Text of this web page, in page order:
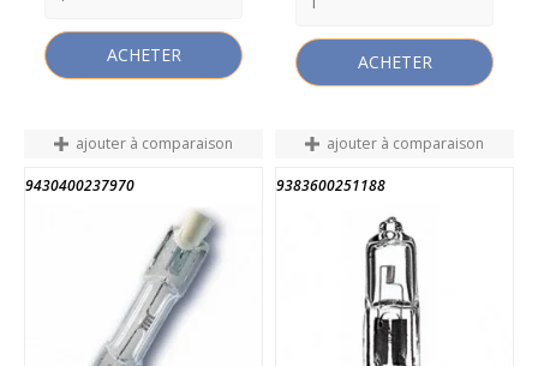
ACHETER ACHETER
ajouter à comparaison
9430400237970
ajouter à comparaison
9383600251188